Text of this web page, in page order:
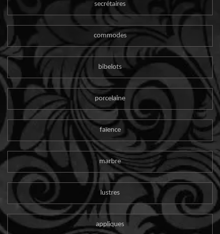
secrétaires
commodes
bibelots
porcelaine
faïence
marbre
lustres
appliques